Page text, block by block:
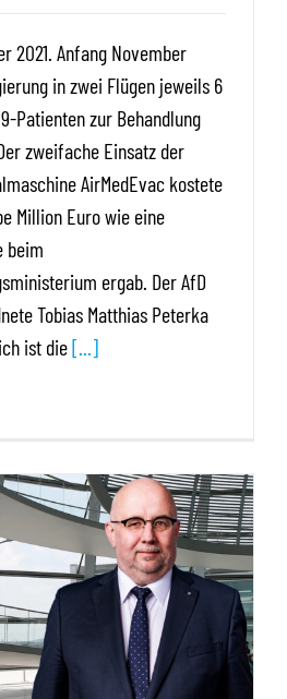
2021. Anfang November
in zwei Flügen jeweils 6
Patienten zur Behandlung
zweifache Einsatz der
AirMedEvac kostete
Million Euro wie eine
beim
ergab. Der AfD
Tobias Matthias Peterka
ist die[...]